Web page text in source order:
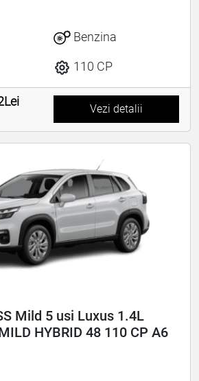
Benzina
110 CP
Vezi detalii
Mild 5 usi Luxus 1.4L
HYBRID 48 110 CP A6